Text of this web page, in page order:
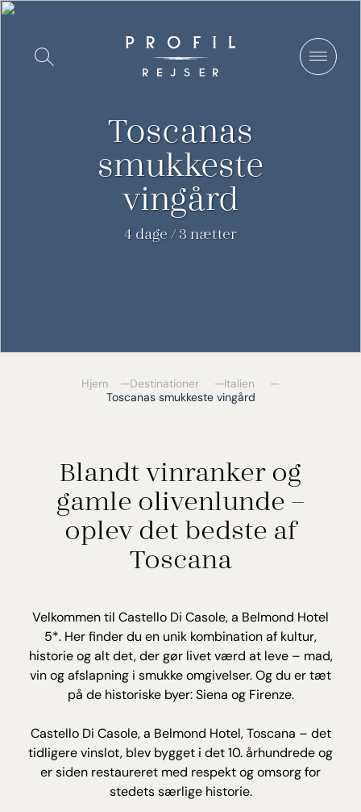
indhold
Vis/Skjul
søgning
Toscanas
smukkeste
vingård
4 dage / 3 nætter
Hjem Destinationer
Italien
Toscanas smukkeste vingård
Blandt vinranker og
gamle olivenlunde –
oplev det bedste af
Toscana
Velkommen til Castello Di Casole, a Belmond Hotel
5*. Her finder du en unik kombination af kultur,
historie og alt det, der gør livet værd at leve – mad,
vin og afslapning i smukke omgivelser. Og du er tæt
på de historiske byer: Siena og Firenze.
Castello Di Casole, a Belmond Hotel, Toscana – det
tidligere vinslot, blev bygget i det 10. århundrede og
er siden restaureret med respekt og omsorg for
stedets særlige historie.